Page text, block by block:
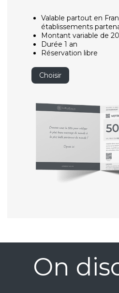
Valable partout en
établissements
Montant variable de
Durée 1 an
Réservation libre
Choisir
On